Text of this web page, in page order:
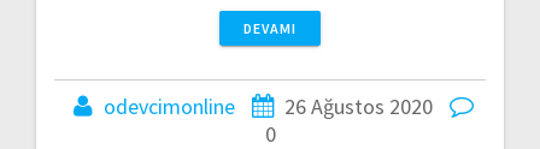
DEVAMI
odevcimonline
26 Ağustos 2020
0